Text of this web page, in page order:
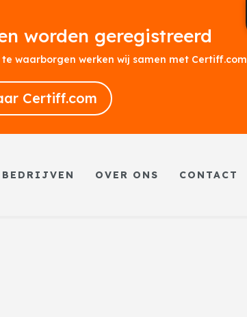
worden geregistreerd
waarborgen werken wij samen met Certiff.com
Certiff.com
OVER ONS CONTACT